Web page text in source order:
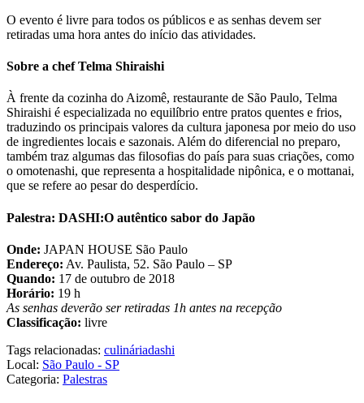
O evento é livre para todos os públicos e as senhas devem ser
retiradas uma hora antes do início das atividades.
Sobre a chef Telma Shiraishi
À frente da cozinha do Aizomê, restaurante de São Paulo, Telma
Shiraishi é especializada no equilíbrio entre pratos quentes e frios,
traduzindo os principais valores da cultura japonesa por meio do uso
de ingredientes locais e sazonais. Além do diferencial no preparo,
também traz algumas das filosofias do país para suas criações, como
o omotenashi, que representa a hospitalidade nipônica, e o mottanai,
que se refere ao pesar do desperdício.
Palestra: DASHI:O autêntico sabor do Japão
Onde: JAPAN HOUSE São Paulo
Endereço: Av. Paulista, 52. São Paulo – SP
Quando: 17 de outubro de 2018
Horário: 19 h
As senhas deverão ser retiradas 1h antes na recepção
Classificação: livre
Tags relacionadas: culináriadashi
Local: São Paulo - SP
Categoria: Palestras